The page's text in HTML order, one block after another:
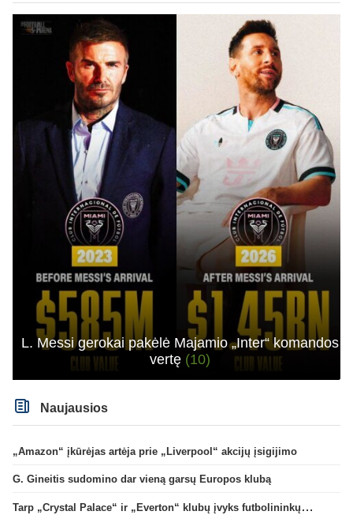
L. Messi gerokai pakėlė Majamio „Inter“ komandos
vertę (10)
Naujausios
„Amazon“ įkūrėjas artėja prie „Liverpool“ akcijų įsigijimo
G. Gineitis sudomino dar vieną garsų Europos klubą
Tarp „Crystal Palace“ ir „Everton“ klubų įvyks futbolininkų mainai